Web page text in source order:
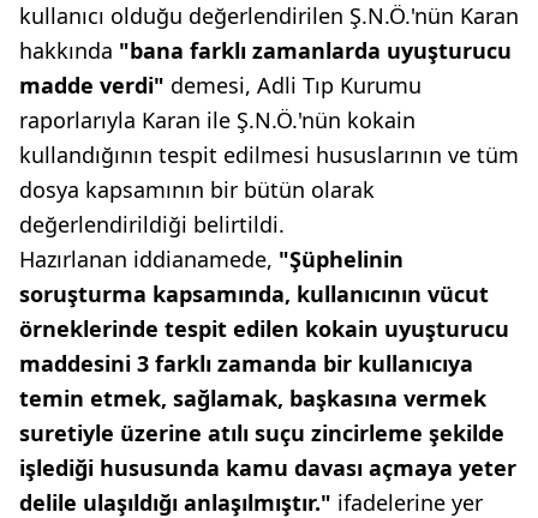
kullanıcı olduğu değerlendirilen Ş.N.Ö.'nün Karan
hakkında "bana farklı zamanlarda uyuşturucu
madde verdi" demesi, Adli Tıp Kurumu
raporlarıyla Karan ile Ş.N.Ö.'nün kokain
kullandığının tespit edilmesi hususlarının ve tüm
dosya kapsamının bir bütün olarak
değerlendirildiği belirtildi.
Hazırlanan iddianamede, "Şüphelinin
soruşturma kapsamında, kullanıcının vücut
örneklerinde tespit edilen kokain uyuşturucu
maddesini 3 farklı zamanda bir kullanıcıya
temin etmek, sağlamak, başkasına vermek
suretiyle üzerine atılı suçu zincirleme şekilde
işlediği hususunda kamu davası açmaya yeter
delile ulaşıldığı anlaşılmıştır." ifadelerine yer